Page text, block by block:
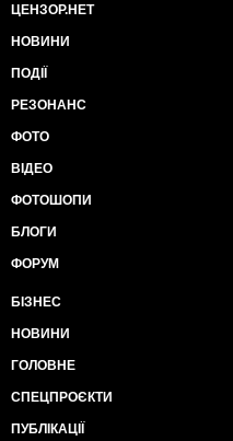
ЦЕНЗОР.НЕТ
НОВИНИ
ПОДІЇ
РЕЗОНАНС
ФОТО
ВІДЕО
ФОТОШОПИ
БЛОГИ
ФОРУМ
БІЗНЕС
НОВИНИ
ГОЛОВНЕ
СПЕЦПРОЄКТИ
ПУБЛІКАЦІЇ